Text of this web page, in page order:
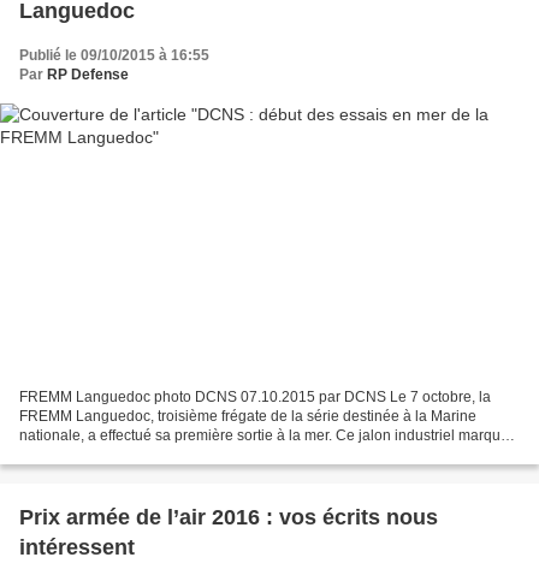
Languedoc
Publié le 09/10/2015 à 16:55
Par RP Defense
FREMM Languedoc photo DCNS 07.10.2015 par DCNS Le 7 octobre, la
FREMM Languedoc, troisième frégate de la série destinée à la Marine
nationale, a effectué sa première sortie à la mer. Ce jalon industriel marque
Prix armée de l’air 2016 : vos écrits nous
intéressent